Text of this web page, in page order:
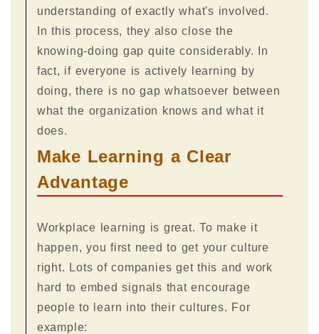
understanding of exactly what's involved.
In this process, they also close the
knowing-doing gap quite considerably. In
fact, if everyone is actively learning by
doing, there is no gap whatsoever between
what the organization knows and what it
does.
Make Learning a Clear
Advantage
Workplace learning is great. To make it
happen, you first need to get your culture
right. Lots of companies get this and work
hard to embed signals that encourage
people to learn into their cultures. For
example: